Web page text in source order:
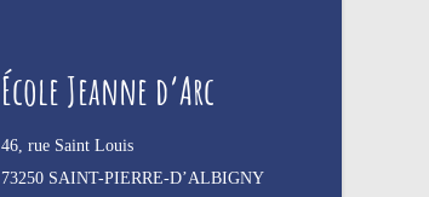
École Jeanne d’Arc
46, rue Saint Louis
73250 SAINT-PIERRE-D’ALBIGNY